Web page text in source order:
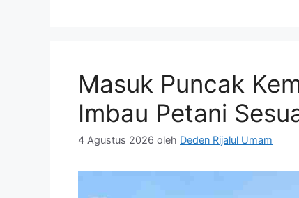
Masuk Puncak
Imbau Petani
4 Agustus 2026 oleh Deden Rijalul Umam